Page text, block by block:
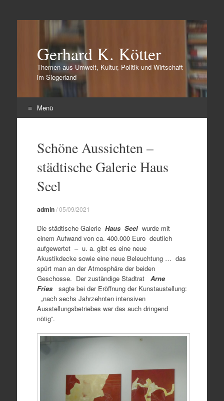
Gerhard K. Kötter
Themen aus Umwelt, Kultur, Politik und Wirtschaft
im Siegerland
Menü
springenSchöne Aussichten –
städtische Galerie Haus
Seel
admin/05/09/2021
Die städtische Galerie Haus Seel wurde mit
einem Aufwand von ca. 400.000 Euro deutlich
aufgewertet – u. a. gibt es eine neue
Akustikdecke sowie eine neue Beleuchtung … das
spürt man an der Atmosphäre der beiden
Geschosse. Der zuständige Stadtrat Arne
Fries
sagte bei der Eröffnung der Kunstaustellung:
„nach sechs Jahrzehnten intensiven
Ausstellungsbetriebes war das auch dringend
nötig“.